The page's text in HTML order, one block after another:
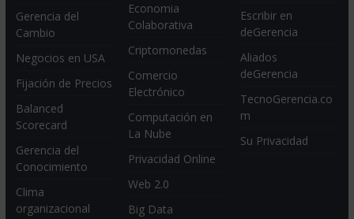
Gerencia del
Cambio
Negocios en USA
Fijación de Precios
Balanced
Scorecard
Gerencia del
Conocimiento
Clima
organizacional
Economia
Colaborativa
Criptomonedas
Comercio
Electrónico
Computación en
La Nube
Privacidad Online
Web 2.0
Big Data
Escribir en
deGerencia
Aliados
deGerencia
TecnoGerencia.co
m
Su Privacidad